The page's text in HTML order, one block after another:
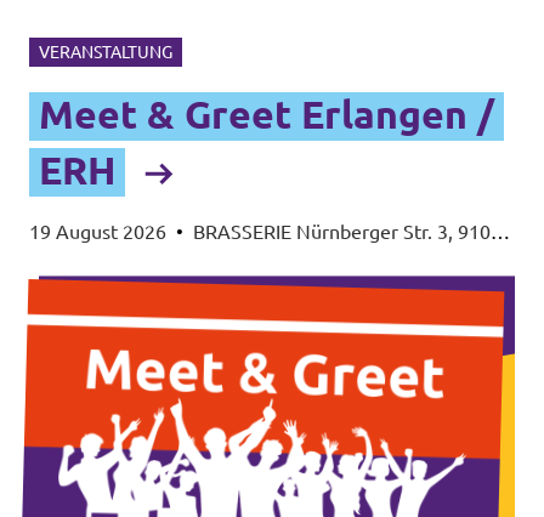
VERANSTALTUNG
Meet & Greet Erlangen /
ERH
19 August 2026 • BRASSERIE Nürnberger Str. 3, 91054